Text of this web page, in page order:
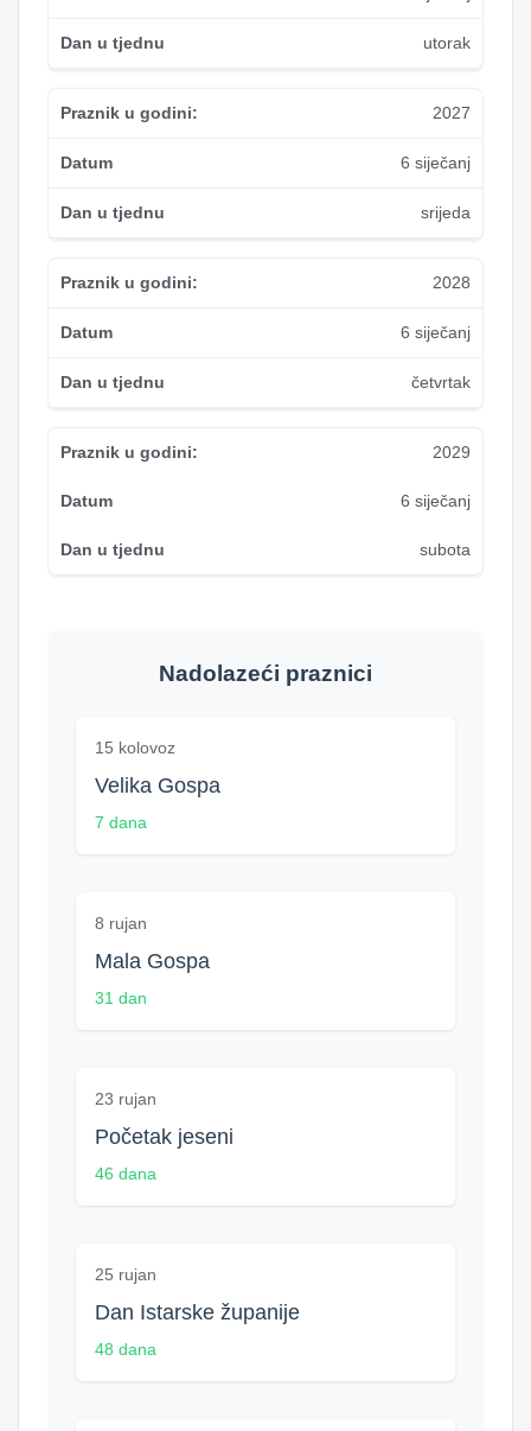
utorak
2027
6 siječanj
srijeda
2028
6 siječanj
četvrtak
2029
6 siječanj
subota
Nadolazeći praznici
15 kolovoz
Velika Gospa
7 dana
8 rujan
Mala Gospa
31 dan
23 rujan
Početak jeseni
46 dana
25 rujan
Dan Istarske županije
48 dana